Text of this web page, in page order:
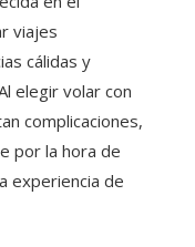
viajes
cálidas y
elegir volar con
complicaciones,
por la hora de
experiencia de